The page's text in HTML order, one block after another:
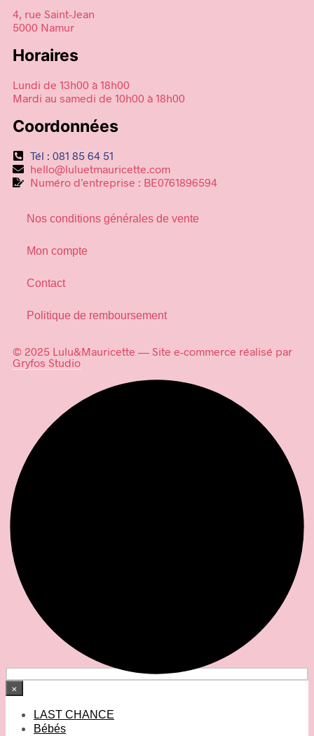
4, rue Saint-Jean
5000 Namur
Horaires
Lundi de 13h00 à 18h00
Mardi au samedi de 10h00 à 18h00
Coordonnées
Tél : 081 85 64 51
hello@luluetmauricette.com
Numéro d’entreprise : BE0761896594
Nos conditions générales de vente
Mon compte
Contact
Politique de remboursement
© 2025 Lulu&Mauricette — Site e-commerce réalisé par
Gryfos Studio
×
LAST CHANCE
Bébés